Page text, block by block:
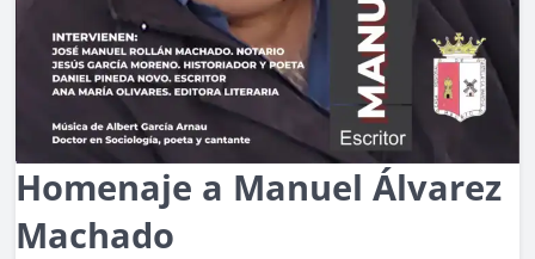
Homenaje a Manuel Álvarez
Machado